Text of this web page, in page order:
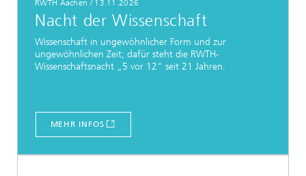
RWTH Aachen / 13.11.2026
Nacht der Wissenschaft
Wissenschaft in ungewöhnlicher Form und zur
ungewöhnlichen Zeit; dafür steht die RWTH-
Wissenschaftsnacht „5 vor 12“ seit 21 Jahren.
MEHR INFOS